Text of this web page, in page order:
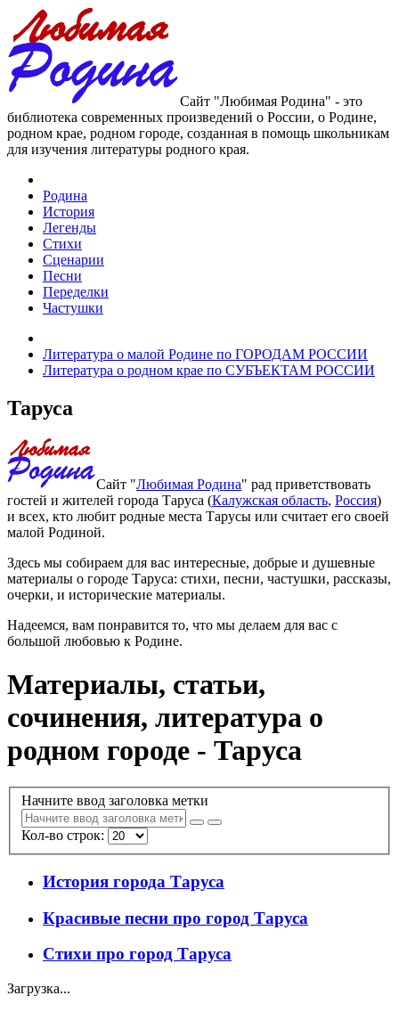
Сайт "Любимая Родина" - это
библиотека современных произведений о России, о Родине,
родном крае, родном городе, созданная в помощь школьникам
для изучения литературы родного края.
Родина
История
Легенды
Стихи
Сценарии
Песни
Переделки
Частушки
Литература о малой Родине по ГОРОДАМ РОССИИ
Литература о родном крае по СУБЪЕКТАМ РОССИИ
Таруса
Сайт "Любимая Родина" рад приветствовать
гостей и жителей города Таруса (Калужская область, Россия)
и всех, кто любит родные места Тарусы или считает его своей
малой Родиной.
Здесь мы собираем для вас интересные, добрые и душевные
материалы о городе Таруса: стихи, песни, частушки, рассказы,
очерки, и исторические материалы.
Надеемся, вам понравится то, что мы делаем для вас с
большой любовью к Родине.
Материалы, статьи,
сочинения, литература о
родном городе - Таруса
Начните ввод заголовка метки
Кол-во строк:
История города Таруса
Красивые песни про город Таруса
Стихи про город Таруса
Загрузка...